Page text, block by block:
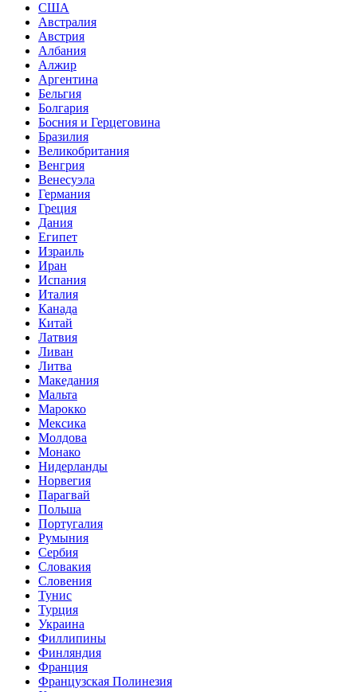
США
Австралия
Австрия
Албания
Алжир
Аргентина
Бельгия
Болгария
Босния и Герцеговина
Бразилия
Великобритания
Венгрия
Венесуэла
Германия
Греция
Дания
Египет
Израиль
Иран
Испания
Италия
Канада
Китай
Латвия
Ливан
Литва
Македания
Мальта
Марокко
Мексика
Молдова
Монако
Нидерланды
Норвегия
Парагвай
Польша
Португалия
Румыния
Сербия
Словакия
Словения
Тунис
Турция
Украина
Филлипины
Финляндия
Франция
Французская Полинезия